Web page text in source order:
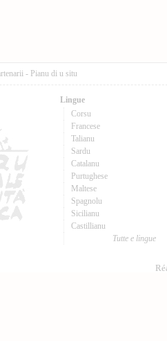
- Pianu di u situ
Lingue
Corsu
Francese
Talianu
Sardu
Catalanu
Purtughese
Maltese
Spagnolu
Sicilianu
Castillianu
Tutte e lingue